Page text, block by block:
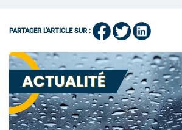
PARTAGER L'ARTICLE SUR :